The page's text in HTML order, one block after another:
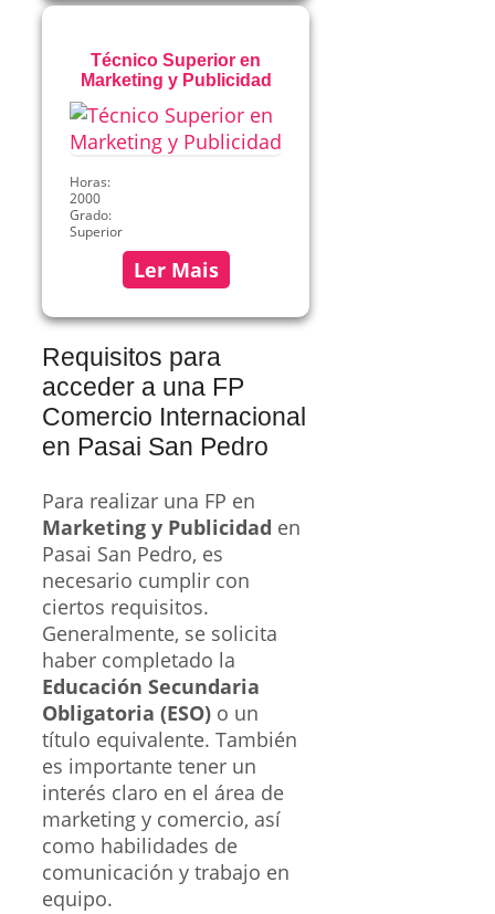
Técnico Superior en
Marketing y Publicidad
Horas:
2000
Grado:
Superior
Ler Mais
Requisitos para
acceder a una FP
Comercio Internacional
en Pasai San Pedro
Para realizar una FP en
Marketing y Publicidad en
Pasai San Pedro, es
necesario cumplir con
ciertos requisitos.
Generalmente, se solicita
haber completado la
Educación Secundaria
Obligatoria (ESO) o un
título equivalente. También
es importante tener un
interés claro en el área de
marketing y comercio, así
como habilidades de
comunicación y trabajo en
equipo.